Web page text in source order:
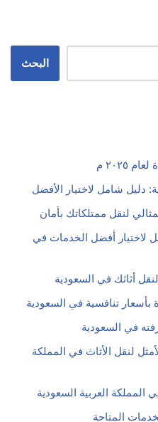
البحث
شامل لاختيار الأفضل
لنقل ممتلكاتك بأمان
لاختيار أفضل الخدمات في
أثاثك في السعودية
تنافسية في السعودية
في السعودية
لنقل الأثاث في المملكة
العربية السعودية
المتاحة